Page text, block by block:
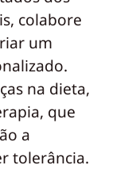
colabore
um
na dieta,
que
a
tolerância.